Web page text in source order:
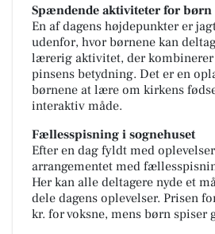
Spændende aktiviteter for børn
En af dagens højdepunkter er
udenfor, hvor børnene kan
lærerig aktivitet, der
pinsens betydning. Det er en
børnene at lære om kirkens
interaktiv måde.
Fællesspisning i sognehuset
Efter en dag fyldt med
arrangementet med
Her kan alle deltagere nyde et
dele dagens oplevelser. Prisen
kr. for voksne, mens børn spiser